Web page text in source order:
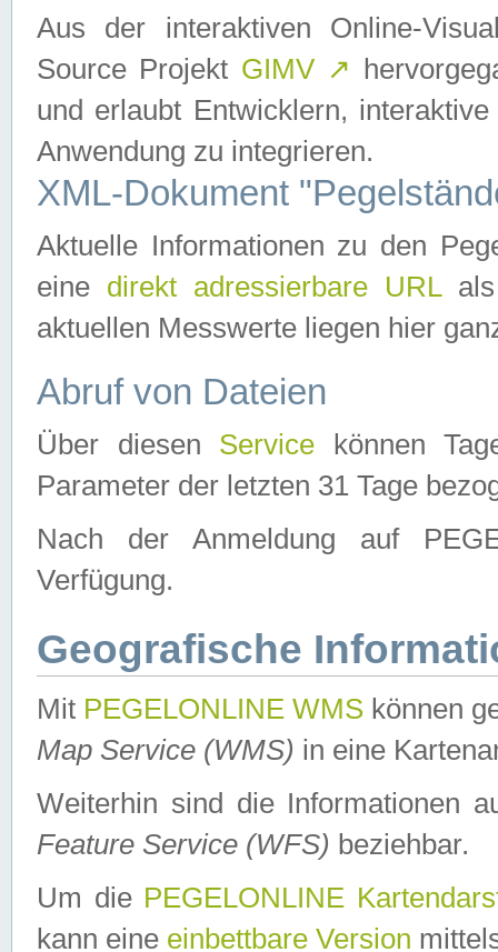
Aus der interaktiven Online-
Source Projekt GIMV ↗
und erlaubt Entwicklern,
Anwendung zu integrieren.
XML-Dokument
Aktuelle Informationen zu den
eine direkt adressierbare URLals
aktuellen Messwerte liegen hier
Abruf von Dateien
Über diesen Service können
Parameter der letzten 31 Tage
Nach der Anmeldung auf
Verfügung.
Geografische
Mit PEGELONLINE WMS können
Map Service (WMS) in eine
Weiterhin sind die Informationen
Feature Service (WFS) beziehbar.
Um die PEGELONLINE
kann eine einbettbare Version